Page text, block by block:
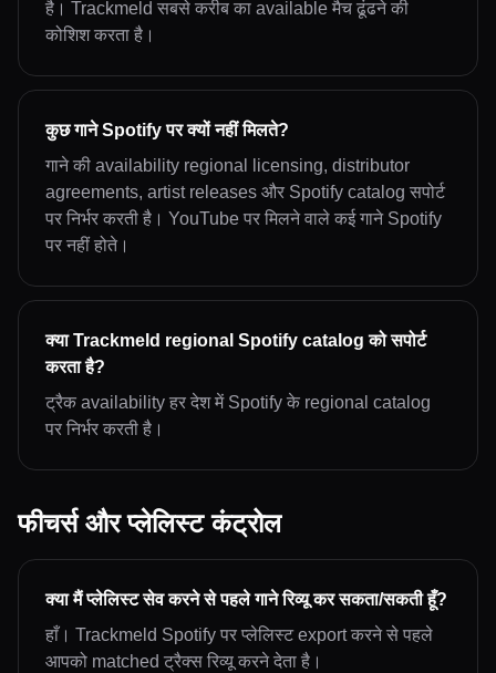
है। Trackmeld सबसे करीब का available मैच ढूंढने की
कोशिश करता है।
कुछ गाने Spotify पर क्यों नहीं मिलते?
गाने की availability regional licensing, distributor
agreements, artist releases और Spotify catalog सपोर्ट
पर निर्भर करती है। YouTube पर मिलने वाले कई गाने Spotify
पर नहीं होते।
क्या Trackmeld regional Spotify catalog को सपोर्ट
करता है?
ट्रैक availability हर देश में Spotify के regional catalog
पर निर्भर करती है।
फीचर्स और प्लेलिस्ट कंट्रोल
क्या मैं प्लेलिस्ट सेव करने से पहले गाने रिव्यू कर सकता/सकती हूँ?
हाँ। Trackmeld Spotify पर प्लेलिस्ट export करने से पहले
आपको matched ट्रैक्स रिव्यू करने देता है।